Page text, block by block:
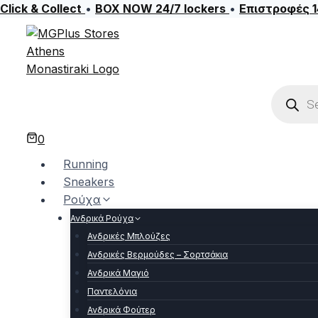
Click & Collect • BOX NOW 24/7 lockers • Επιστροφές
content
search
0
Running
Sneakers
Ρούχα
Ανδρικά Ρούχα
Ανδρικές Μπλούζες
Ανδρικές Βερμούδες – Σορτσάκια
Ανδρικά Μαγιό
Παντελόνια
Ανδρικά Φούτερ